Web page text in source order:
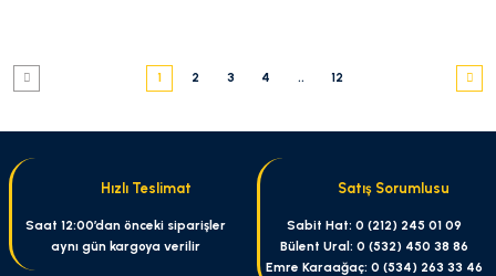
1 2 3 4 .. 12
Hızlı Teslimat
Saat 12:00’dan önceki siparişler
aynı gün kargoya verilir
Satış Sorumlusu
Sabit Hat: 0 (212) 245 01 09
Bülent Ural: 0 (532) 450 38 86
Emre Karaağaç: 0 (534) 263 33 46